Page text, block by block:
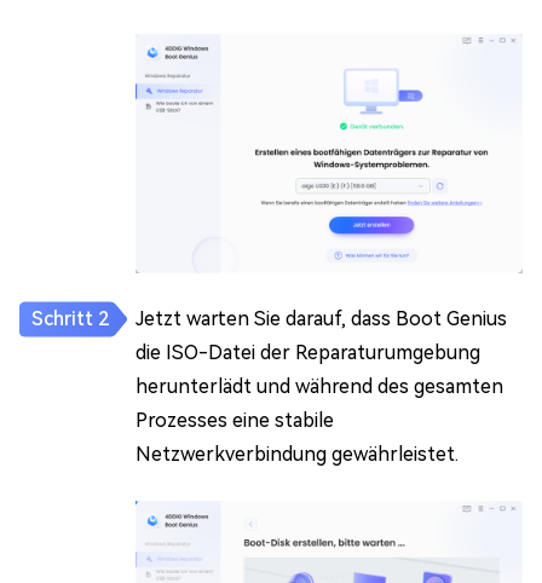
Jetzt warten Sie darauf, dass Boot Genius
die ISO-Datei der Reparaturumgebung
herunterlädt und während des gesamten
Prozesses eine stabile
Netzwerkverbindung gewährleistet.